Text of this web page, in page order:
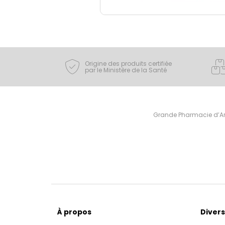
Origine des produits certifiée
par le Ministère de la Santé
Grande Pharmacie
À propos Divers